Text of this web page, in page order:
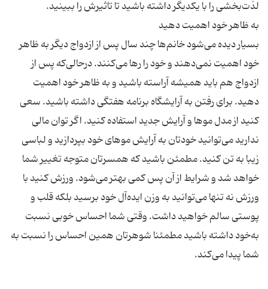
بسیار دیده می‌شود خانم‌ها چند سال پس از ازدواج دیگر به ظاهر
خود اهمیت نمی‌دهند و خود را رها می‌كنند. درحالی‌كه پس از
ازدواج هم باید همیشه آراسته باشید و به ظاهر خود اهمیت
دهید. برای رفتن به آرایشگاه برنامه هفتگی داشته باشید. سعی
كنید از مدل موها و آرایش جدید استفاده كنید. اگر توان مالی
ندارید می‌توانید خودتان به آرایش موهای خود بپردازید و لباسی
زیبا به تن كنید. مطمئن باشید كه همسرتان متوجه تغییر شما
خواهد شد و شرایط از آن پس كمی بهتر می‌شود. ورزش كنید با
ورزش نه تنها می‌توانید به وزن ایده‌آل خود برسید بلكه قلب و
پوستی سالم خواهید داشت. وقتی شما احساس خوبی نسبت
به‌خود داشته باشید مطمئنا شوهرتان همین احساس را نسبت به